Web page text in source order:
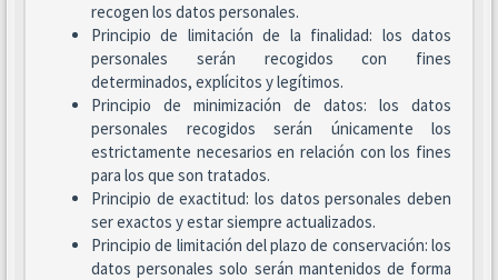
recogen los datos personales.
Principio de limitación de la finalidad: los datos
personales serán recogidos con fines
determinados, explícitos y legítimos.
Principio de minimización de datos: los datos
personales recogidos serán únicamente los
estrictamente necesarios en relación con los fines
para los que son tratados.
Principio de exactitud: los datos personales deben
ser exactos y estar siempre actualizados.
Principio de limitación del plazo de conservación: los
datos personales solo serán mantenidos de forma